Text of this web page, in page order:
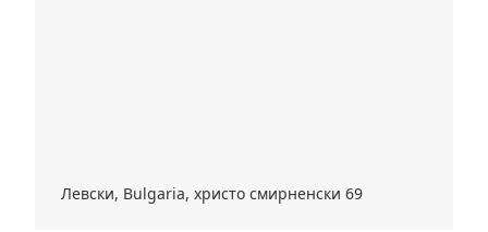
Левски, Bulgaria, христо смирненски 69